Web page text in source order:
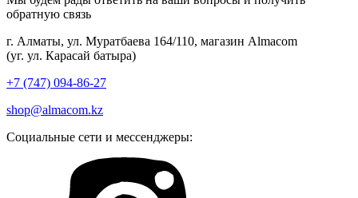
обратную связь
г. Алматы, ул. Муратбаева 164/110, магазин Almacom
(уг. ул. Карасай батыра)
+7 (747) 094-86-27
shop@almacom.kz
Социальные сети и мессенджеры: